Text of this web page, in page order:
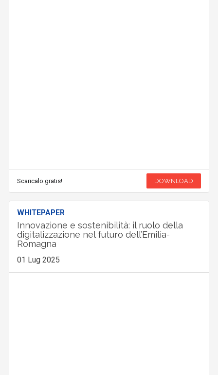
Scaricalo gratis! DOWNLOAD
WHITEPAPER
Innovazione e sostenibilità: il ruolo della
digitalizzazione nel futuro dell’Emilia-
Romagna
01 Lug 2025